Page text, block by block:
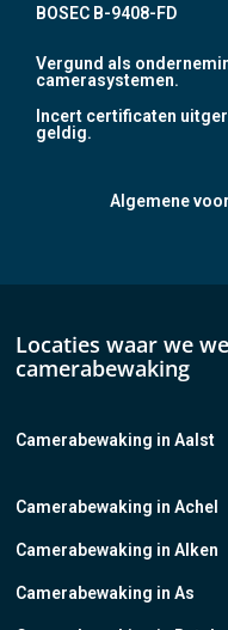
BOSEC B-9408-FD
Vergund als
camerasystemen.
Incert certificaten
geldig.
Algemene
Locaties waar we
camerabewaking
Camerabewaking in Aalst
Camerabewaking in Achel
Camerabewaking in Alken
Camerabewaking in As